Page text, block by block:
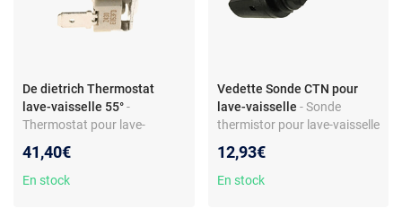
De dietrich Thermostat
lave-vaisselle 55°-
Thermostat pour lave-
de rechange compatible De
Dietrich - Réf. 93X3074
41,40€
En stock
Vedette Sonde CTN pour
lave-vaisselle - Sonde
thermistor pour lave-vaisselle
Compatible Bluesky BLV527
et autres modèles - Matériau
12,93€
En stock